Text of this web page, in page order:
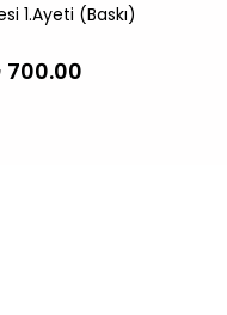
1.Ayeti (Baskı)